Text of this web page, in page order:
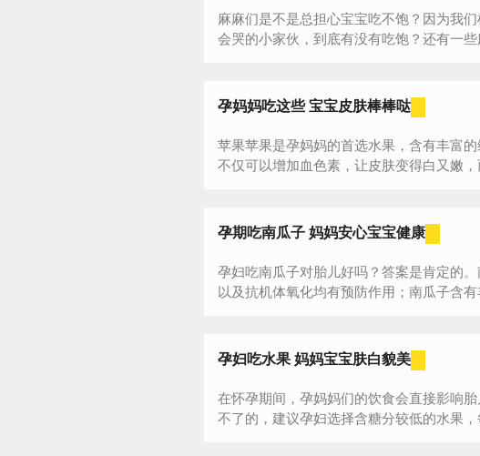
麻麻们是不是总担心宝宝吃不饱？因为我
会哭的小家伙，到底有没有吃饱？还有一
孕妈妈吃这些 宝宝皮肤棒棒哒
苹果苹果是孕妈妈的首选水果，含有丰富
不仅可以增加血色素，让皮肤变得白又嫩
孕期吃南瓜子 妈妈安心宝宝健康
孕妇吃南瓜子对胎儿好吗？答案是肯定的
以及抗机体氧化均有预防作用；南瓜子含
孕妇吃水果 妈妈宝宝肤白貌美
在怀孕期间，孕妈妈们的饮食会直接影响
不了的，建议孕妇选择含糖分较低的水果